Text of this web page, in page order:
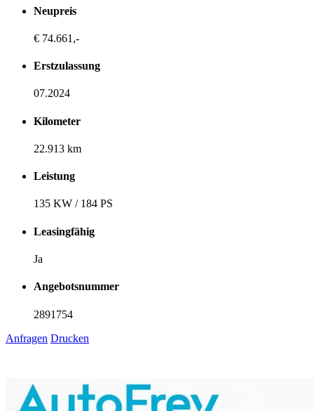
Neupreis
€ 74.661,-
Erstzulassung
07.2024
Kilometer
22.913 km
Leistung
135 KW / 184 PS
Leasingfähig
Ja
Angebotsnummer
2891754
Anfragen Drucken